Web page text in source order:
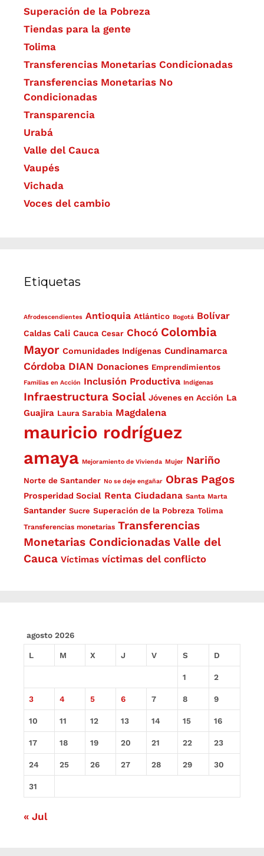
Superación de la Pobreza
Tiendas para la gente
Tolima
Transferencias Monetarias Condicionadas
Transferencias Monetarias No
Condicionadas
Transparencia
Urabá
Valle del Cauca
Vaupés
Vichada
Voces del cambio
Etiquetas
Afrodescendientes Antioquia Atlántico Bogotá Bolívar
Caldas Cali Cauca Cesar Chocó Colombia
Mayor Comunidades Indígenas Cundinamarca
Córdoba DIAN Donaciones Emprendimientos
Familias en Acción Inclusión Productiva Indígenas
Infraestructura Social Jóvenes en Acción La
Guajira Laura Sarabia Magdalena
mauricio rodríguez
amaya Mejoramiento de Vivienda Mujer Nariño
Norte de Santander No se deje engañar Obras Pagos
Prosperidad Social Renta Ciudadana Santa Marta
Santander Sucre Superación de la Pobreza Tolima
Transferencias monetarias Transferencias
Monetarias Condicionadas Valle del
Cauca Víctimas víctimas del conflicto
agosto 2026
L M X J V S D
1 2
3 4 5 6 7 8 9
10 11 12 13 14 15 16
17 18 19 20 21 22 23
24 25 26 27 28 29 30
31
« Jul